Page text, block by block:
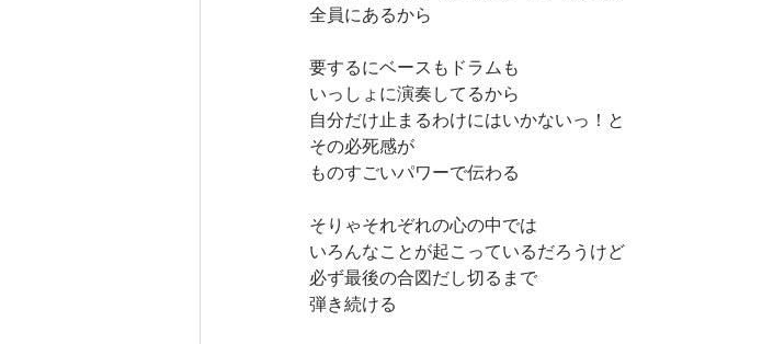
全員にあるから
要するにベースもドラムも
いっしょに演奏してるから
自分だけ止まるわけにはいかないっ！と
その必死感が
ものすごいパワーで伝わる
そりゃそれぞれの心の中では
いろんなことが起こっているだろうけど
必ず最後の合図だし切るまで
弾き続ける